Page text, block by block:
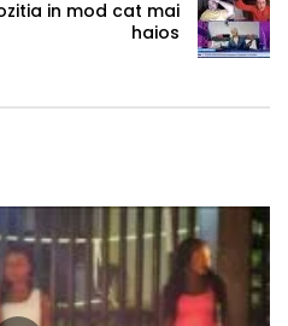
in mod cat mai
haios